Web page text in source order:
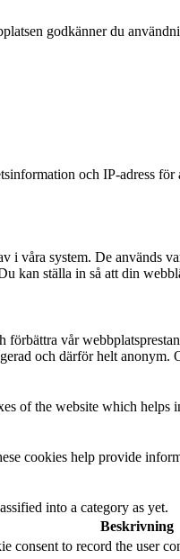
godkänner du
och IP-adress
i våra system. De används
ställa in så att din
vår
och därför helt
of the website which
cookies help provide
into a category as yet.
Beskrivning
consent to record the user